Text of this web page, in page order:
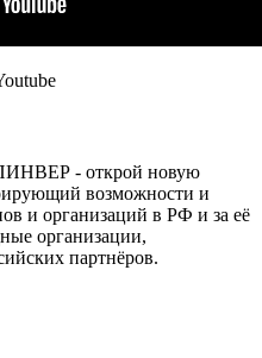
- открой новую
возможности и
и организаций в РФ и за её
организации,
партнёров.